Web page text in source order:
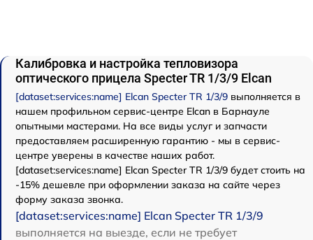
Калибровка и настройка тепловизора
оптического прицела Specter TR 1/3/9 Elcan
[dataset:services:name] Elcan Specter TR 1/3/9 выполняется в
нашем профильном сервис-центре Elcan в Барнауле
опытными мастерами. На все виды услуг и запчасти
предоставляем расширенную гарантию - мы в сервис-
центре уверены в качестве наших работ.
[dataset:services:name] Elcan Specter TR 1/3/9 будет стоить на
-15% дешевле при оформлении заказа на сайте через
форму заказа звонка.
[dataset:services:name] Elcan Specter TR 1/3/9
выполняется на выезде, если не требует